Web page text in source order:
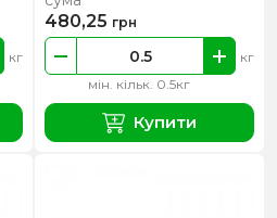
кг
мін. кільк. 0.5кг
кг
480,25 грн
Купити